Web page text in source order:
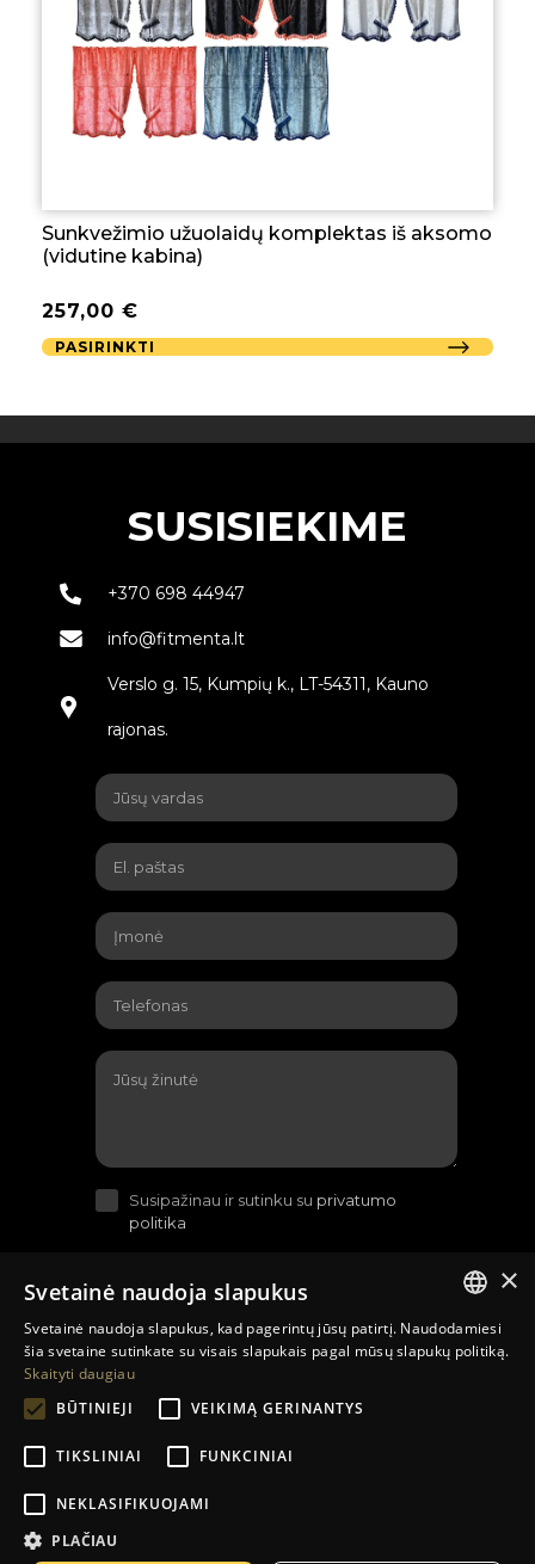
Sunkvežimio užuolaidų komplektas iš aksomo
(vidutine kabina)
257,00 €
PASIRINKTI
SUSISIEKIME
+370 698 44947
info@fitmenta.lt
Verslo g. 15, Kumpių k., LT-54311, Kauno
rajonas.
Susipažinau ir sutinku su privatumo
politika
Sutartys su įmonėmis
Grąžinimas ir garantija
LITHUANIAN
×
Svetainė naudoja slapukus
Svetainė naudoja slapukus, kad pagerintų jūsų patirtį. Naudodamiesi
šia svetaine sutinkate su visais slapukais pagal mūsų slapukų politiką.
Skaityti daugiau
BŪTINIEJI
VEIKIMĄ GERINANTYS
TIKSLINIAI FUNKCINIAI
NEKLASIFIKUOJAMI
PLAČIAU